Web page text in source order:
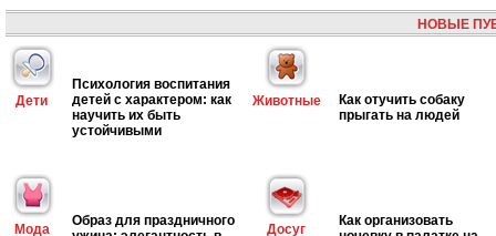
НОВЫЕ
Дети
Психология воспитания
детей с характером: как
научить их быть
устойчивыми
Животные
Как отучить собаку
прыгать на людей
Мода
Образ для праздничного
Досуг
Как организовать